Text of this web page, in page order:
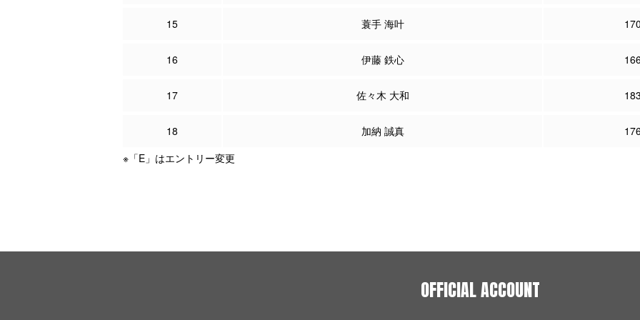
15 蓑手 海叶 170
16 伊藤 鉄心
17 佐々木 大和 183
18 加納 誠真
※「E」はエントリー変更
OFFICIAL ACCOUNT